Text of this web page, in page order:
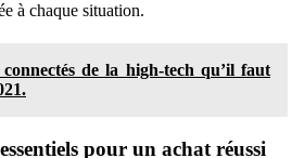
à chaque situation.
de la high-tech qu’il faut
pour un achat réussi